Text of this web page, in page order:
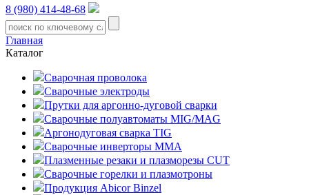
8 (980) 414-48-68
Главная
Каталог
Сварочная проволока
Сварочные электроды
Прутки для аргонно-дуговой сварки
Сварочные полуавтоматы MIG/MAG
Аргонодуговая сварка TIG
Сварочные инверторы MMA
Плазменные резаки и плазморезы CUT
Сварочные горелки и плазмотроны
Продукция Abicor Binzel